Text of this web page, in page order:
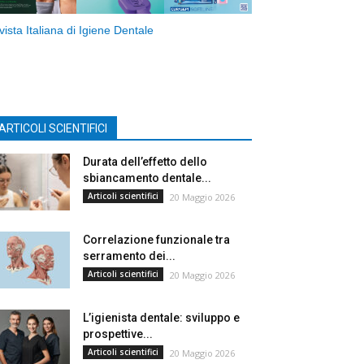
Italiana di Igiene Dentale
SCIENTIFICI
Durata dell’effetto dello
sbiancamento dentale...
Articoli scientifici 20 Maggio 2026
Correlazione funzionale tra
serramento dei...
Articoli scientifici 20 Maggio 2026
L’igienista dentale: sviluppo e
prospettive...
Articoli scientifici 20 Maggio 2026